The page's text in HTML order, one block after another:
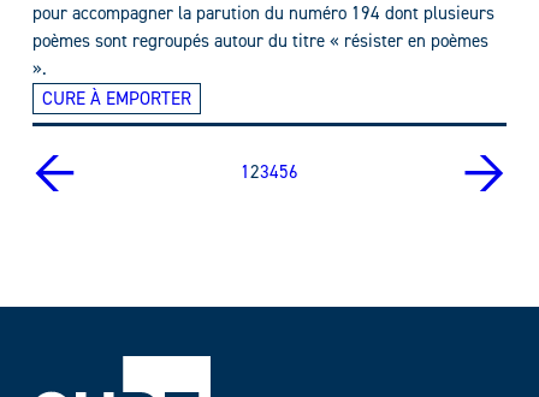
pour accompagner la parution du numéro 194 dont plusieurs
poèmes sont regroupés autour du titre « résister en poèmes
».
CURE À EMPORTER
← 123456 →